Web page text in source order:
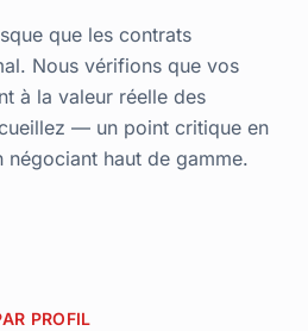
que les contrats
Nous vérifions que vos
à la valeur réelle des
— un point critique en
haut de gamme.
PROFIL